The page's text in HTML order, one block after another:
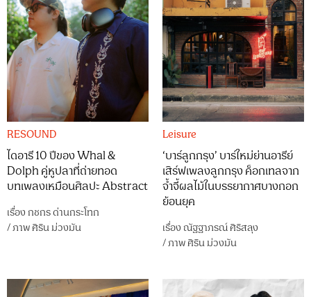
RESOUND
ไดอารี 10 ปีของ Whal &
Dolph คู่หูปลาที่ถ่ายทอด
บทเพลงเหมือนศิลปะ Abstract
เรื่อง กชกร ด่านกระโทก
/ภาพศิริน ม่วงมัน
Leisure
‘บาร์ลูกกรุง’ บาร์ใหม่ย่านอารีย์
เสิร์ฟเพลงลูกกรุง ค็อกเทลจาก
จ้ำจี้ผลไม้ในบรรยากาศบางกอก
ย้อนยุค
เรื่องณัฐฐาภรณ์ ศิริสลุง
/ภาพศิริน ม่วงมัน